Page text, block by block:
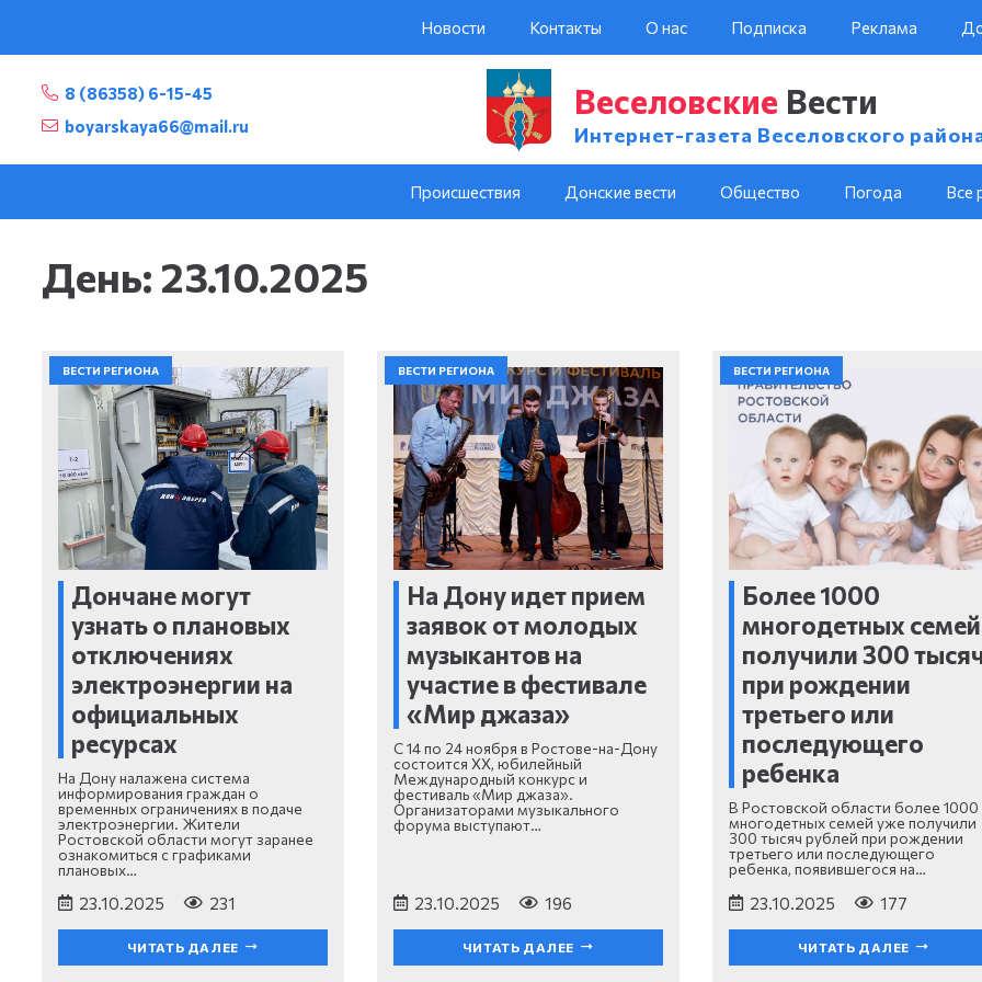
Новости Контакты О нас Подписка Реклама
8 (86358) 6-15-45
boyarskaya66@mail.ru
Веселовские Вести
Интернет-газета Веселовского
Происшествия Донские вести Общество Погода Все
День: 23.10.2025
ВЕСТИ РЕГИОНА
Дончане могут
узнать о плановых
отключениях
электроэнергии на
официальных
ресурсах
На Дону налажена система
информирования граждан о
временных ограничениях в подаче
электроэнергии. Жители
Ростовской области могут заранее
ознакомиться с графиками
плановых…
23.10.2025 231
ЧИТАТЬ ДАЛЕЕ
ВЕСТИ РЕГИОНА
На Дону идет прием
заявок от молодых
музыкантов на
участие в фестивале
«Мир джаза»
С 14 по 24 ноября в Ростове-на-Дону
состоится XX, юбилейный
Международный конкурс и
фестиваль «Мир джаза».
Организаторами музыкального
форума выступают…
23.10.2025 196
ЧИТАТЬ ДАЛЕЕ
ВЕСТИ РЕГИОНА
Более 1000
многодетных семей
получили 300
при рождении
третьего или
последующего
ребенка
В Ростовской области более 1000
многодетных семей уже получили
300 тысяч рублей при рождении
третьего или последующего
ребенка, появившегося на…
23.10.2025 177
ЧИТАТЬ ДАЛЕЕ